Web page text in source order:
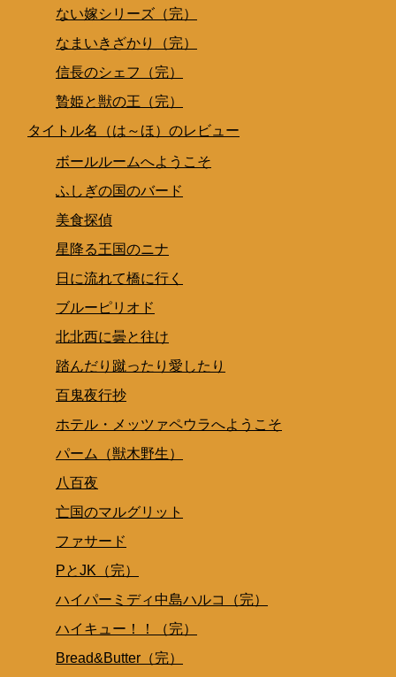
ない嫁シリーズ（完）
なまいきざかり（完）
信長のシェフ（完）
贄姫と獣の王（完）
タイトル名（は～ほ）のレビュー
ボールルームへようこそ
ふしぎの国のバード
美食探偵
星降る王国のニナ
日に流れて橋に行く
ブルーピリオド
北北西に曇と往け
踏んだり蹴ったり愛したり
百鬼夜行抄
ホテル・メッツァペウラへようこそ
パーム（獣木野生）
八百夜
亡国のマルグリット
ファサード
PとJK（完）
ハイパーミディ中島ハルコ（完）
ハイキュー！！（完）
Bread&Butter（完）